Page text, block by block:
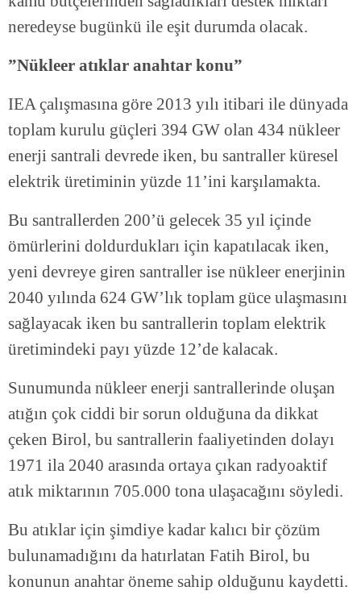
neredeyse bugünkü ile eşit durumda olacak.
”Nükleer atıklar anahtar konu”
IEA çalışmasına göre 2013 yılı itibari ile dünyada
toplam kurulu güçleri 394 GW olan 434 nükleer
enerji santrali devrede iken, bu santraller küresel
elektrik üretiminin yüzde 11’ini karşılamakta.
Bu santrallerden 200’ü gelecek 35 yıl içinde
ömürlerini doldurdukları için kapatılacak iken,
yeni devreye giren santraller ise nükleer enerjinin
2040 yılında 624 GW’lık toplam güce ulaşmasını
sağlayacak iken bu santrallerin toplam elektrik
üretimindeki payı yüzde 12’de kalacak.
Sunumunda nükleer enerji santrallerinde oluşan
atığın çok ciddi bir sorun olduğuna da dikkat
çeken Birol, bu santrallerin faaliyetinden dolayı
1971 ila 2040 arasında ortaya çıkan radyoaktif
atık miktarının 705.000 tona ulaşacağını söyledi.
Bu atıklar için şimdiye kadar kalıcı bir çözüm
bulunamadığını da hatırlatan Fatih Birol, bu
konunun anahtar öneme sahip olduğunu kaydetti.